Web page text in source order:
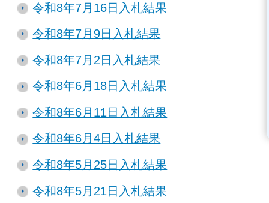
令和8年7月16日入札結果
令和8年7月9日入札結果
令和8年7月2日入札結果
令和8年6月18日入札結果
令和8年6月11日入札結果
令和8年6月4日入札結果
令和8年5月25日入札結果
令和8年5月21日入札結果